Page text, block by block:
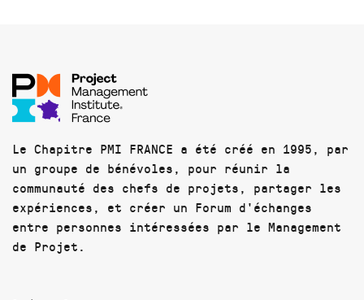
Le Chapitre PMI FRANCE a été créé en 1995, par
un groupe de bénévoles, pour réunir la
communauté des chefs de projets, partager les
expériences, et créer un Forum d'échanges
entre personnes intéressées par le Management
de Projet.